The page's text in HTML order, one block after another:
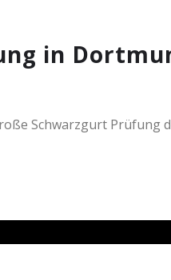
in
Schwarzgurt Prüfung